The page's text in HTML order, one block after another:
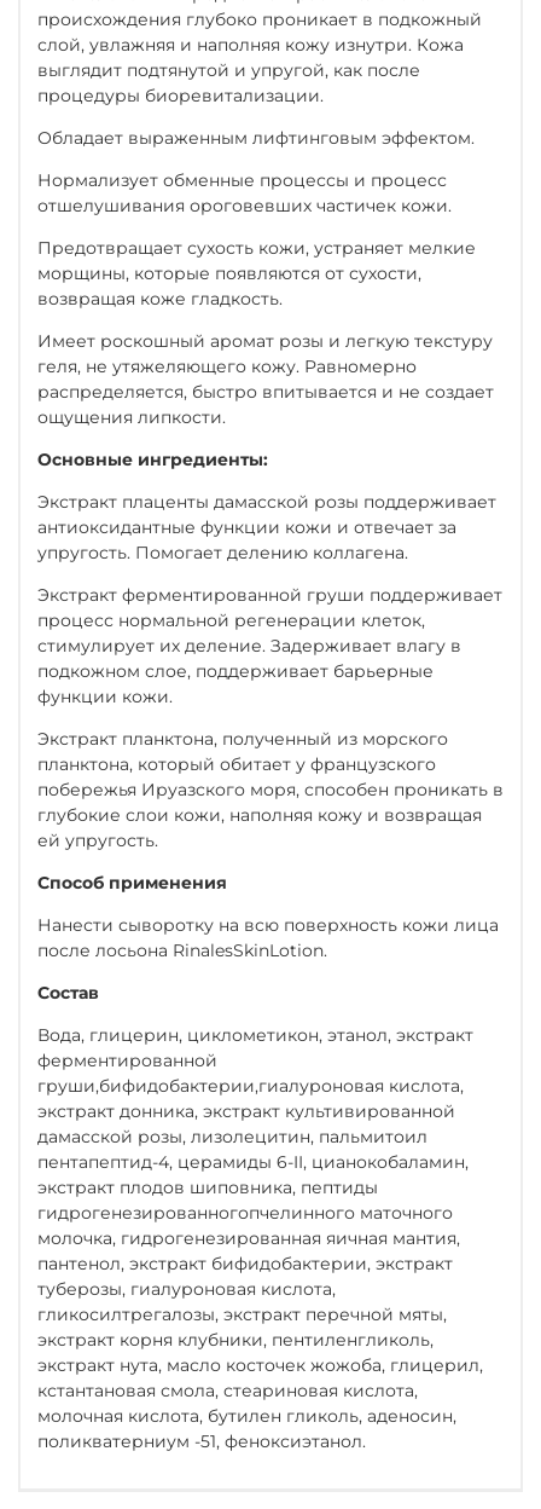
происхождения глубоко проникает в подкожный
слой, увлажняя и наполняя кожу изнутри. Кожа
выглядит подтянутой и упругой, как после
процедуры биоревитализации.
Обладает выраженным лифтинговым эффектом.
Нормализует обменные процессы и процесс
отшелушивания ороговевших частичек кожи.
Предотвращает сухость кожи, устраняет мелкие
морщины, которые появляются от сухости,
возвращая коже гладкость.
Имеет роскошный аромат розы и легкую текстуру
геля, не утяжеляющего кожу. Равномерно
распределяется, быстро впитывается и не создает
ощущения липкости.
Основные ингредиенты:
Экстракт плаценты дамасской розы поддерживает
антиоксидантные функции кожи и отвечает за
упругость. Помогает делению коллагена.
Экстракт ферментированной груши поддерживает
процесс нормальной регенерации клеток,
стимулирует их деление. Задерживает влагу в
подкожном слое, поддерживает барьерные
функции кожи.
Экстракт планктона, полученный из морского
планктона, который обитает у французского
побережья Ируазского моря, способен проникать в
глубокие слои кожи, наполняя кожу и возвращая
ей упругость.
Способ применения
Нанести сыворотку на всю поверхность кожи лица
после лосьона RinalesSkinLotion.
Состав
Вода, глицерин, циклометикон, этанол, экстракт
ферментированной
груши,бифидобактерии,гиалуроновая кислота,
экстракт донника, экстракт культивированной
дамасской розы, лизолецитин, пальмитоил
пентапептид-4, церамиды 6-II, цианокобаламин,
экстракт плодов шиповника, пептиды
гидрогенезированногопчелинного маточного
молочка, гидрогенезированная яичная мантия,
пантенол, экстракт бифидобактерии, экстракт
туберозы, гиалуроновая кислота,
гликосилтрегалозы, экстракт перечной мяты,
экстракт корня клубники, пентиленгликоль,
экстракт нута, масло косточек жожоба, глицерил,
кстантановая смола, стеариновая кислота,
молочная кислота, бутилен гликоль, аденосин,
поликватерниум -51, феноксиэтанол.